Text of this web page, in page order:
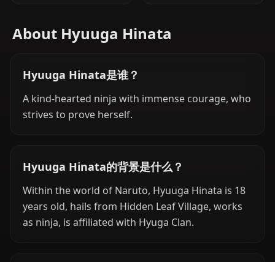
About Hyuuga Hinata
Hyuuga Hinata是谁？
A kind-hearted ninja with immense courage, who
strives to prove herself.
Hyuuga Hinata的背景是什么？
Within the world of Naruto, Hyuuga Hinata is 18
years old, hails from Hidden Leaf Village, works
as ninja, is affiliated with Hyuga Clan.